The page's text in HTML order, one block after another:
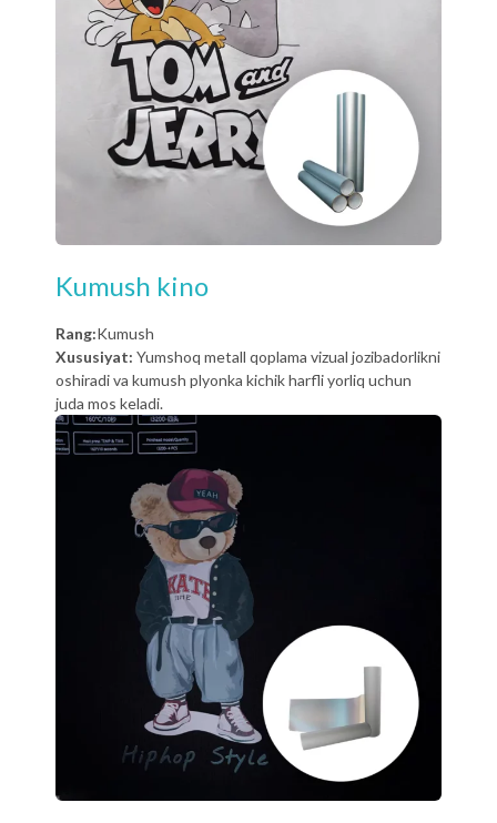
Kumush kino
Rang:Kumush
Xususiyat: Yumshoq metall qoplama vizual jozibadorlikni
oshiradi va kumush plyonka kichik harfli yorliq uchun
juda mos keladi.